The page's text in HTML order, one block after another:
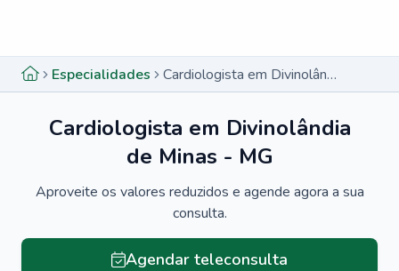
Especialidades Cardiologista em Divinolândia de Minas - MG
Cardiologista em Divinolândia
de Minas - MG
Aproveite os valores reduzidos e agende agora a sua
consulta.
Agendar teleconsulta